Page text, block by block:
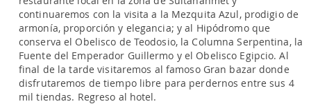
continuaremos con la visita a la Mezquita Azul, prodigio de
armonía, proporción y elegancia; y al Hipódromo que
conserva el Obelisco de Teodosio, la Columna Serpentina, la
Fuente del Emperador Guillermo y el Obelisco Egipcio. Al
final de la tarde visitaremos al famoso Gran bazar donde
disfrutaremos de tiempo libre para perdernos entre sus 4
mil tiendas. Regreso al hotel.